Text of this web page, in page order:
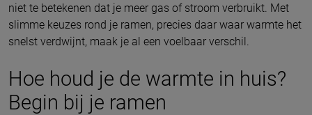
niet te betekenen dat je meer gas of stroom verbruikt. Met
slimme keuzes rond je ramen, precies daar waar warmte het
snelst verdwijnt, maak je al een voelbaar verschil.
Hoe houd je de warmte in huis?
Begin bij je ramen